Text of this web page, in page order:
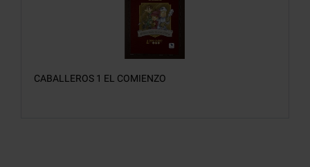
CABALLEROS 1 EL COMIENZO